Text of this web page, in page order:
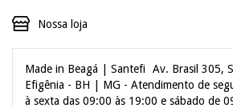
Nossa loja
Made in Beagá | Santefi Av. Brasil 305,
Efigênia - BH | MG - Atendimento de
à sexta das 09:00 às 19:00 e sábado de